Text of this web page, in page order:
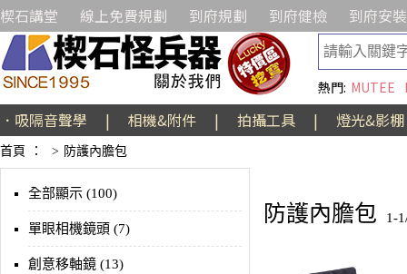
楔石講堂 線上免費規劃 到府規劃 到府健檢 到府安裝
熱門: MUTEE
．吸隔音聲學 | 相機&附件 | 拍攝工具 | 燈光&影棚
首頁 ： > 防護內膽包
全部顯示 (100)
單眼相機鏡頭 (7)
創意移軸鏡 (13)
防護內膽包 1-